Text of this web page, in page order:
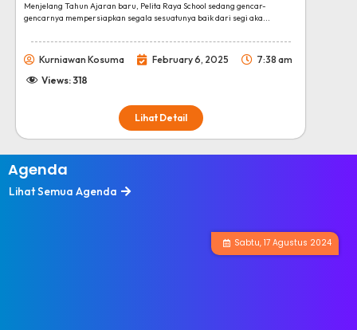
Menjelang Tahun Ajaran baru, Pelita Raya School sedang gencar-
gencarnya mempersiapkan segala sesuatunya baik dari segi aka...
Kurniawan Kosuma February 6, 2025
7:38 am
Views:318
Lihat Detail
Agenda
Lihat Semua Agenda
Sabtu, 17 Agustus 2024